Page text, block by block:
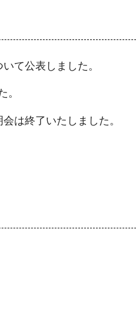
いて公表しました。
。
は終了いたしました。